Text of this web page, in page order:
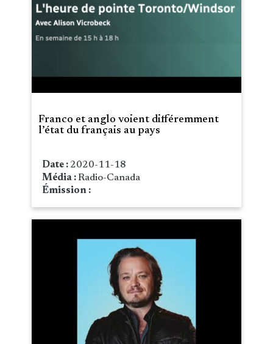
Franco et anglo voient différemment
l’état du français au pays
Date : 2020-11-18
Média :Radio-Canada
Émission :